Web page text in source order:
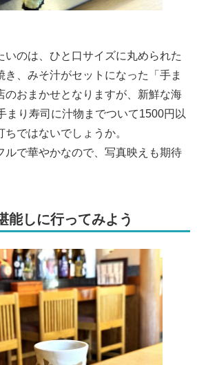
いのは、ひと口サイズに丸められた
き、みそ汁がセットになった「手ま
のおまかせとなりますが、新鮮な海
まり寿司に汁物までついて1500円以
ではないでしょうか。
ルで華やかなので、写真映えも期待
能しに行ってみよう